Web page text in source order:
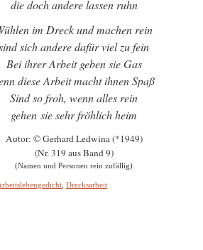
die doch andere lassen ruhn
im Dreck und machen rein
sich andere dafür viel zu fein
Bei ihrer Arbeit geben sie Gas
diese Arbeit macht ihnen Spaß
Sind so froh, wenn alles rein
gehen sie sehr fröhlich heim
Autor: © Gerhard Ledwina (*1949)
(Nr. 319 aus Band 9)
(Namen und Personen rein zufällig)
Drecksarbeit